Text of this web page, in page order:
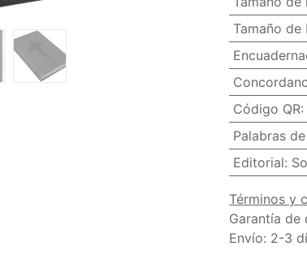
Tamaño de
Código QR:
Palabras
Editorial:
Términos y
Garantía de
Envío: 2-3